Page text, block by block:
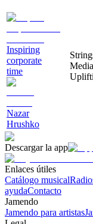
Inspiring
corporate
time
Nazar
Hrushko
Descargar la app
Enlaces útiles
Catálogo musical
ayudaContacto
Jamendo
Jamendo para artistas